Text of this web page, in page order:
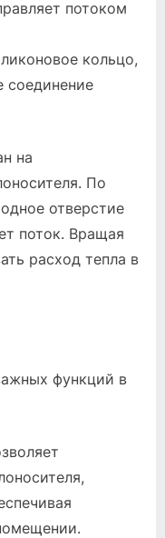
потоком
кольцо,
соединение
на
По
отверстие
поток. Вращая
расход тепла в
функций в